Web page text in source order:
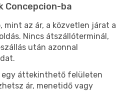
Concepcion-ba
mint az ár, a közvetlen járat a
Nincs átszállóterminál,
után azonnal
egy áttekinthető felületen
ár, menetidő vagy